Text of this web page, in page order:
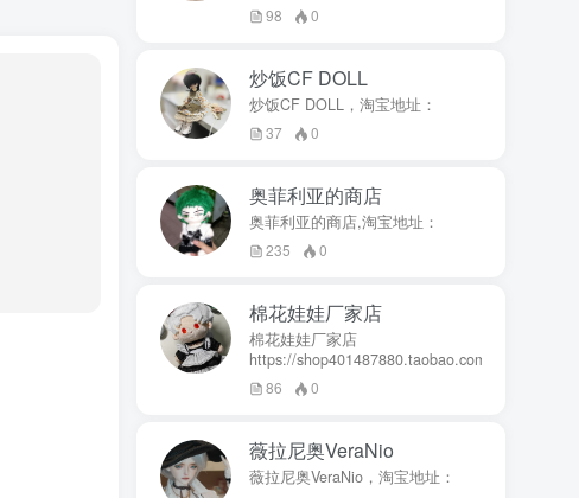
98 0
炒饭CF DOLL
炒饭CF DOLL，淘宝地址：
37 0
奥菲利亚的商店
奥菲利亚的商店,淘宝地址：
235 0
棉花娃娃厂家店
棉花娃娃厂家店
https://shop401487880.taobao.com/
86 0
薇拉尼奥VeraNio
薇拉尼奥VeraNio，淘宝地址：